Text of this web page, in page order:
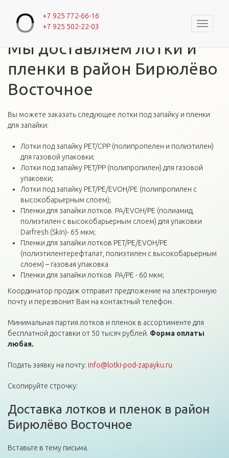
+7 925 772-66-16
+7 925 502-22-03
Главная
Мы доставляем лотки и
пленки в район Бирюлёво
Восточное
Вы можете заказать следующее лотки под запайку и пленки
для запайки:
Лотки под запайку PET/CPP (полипропелен и полиэтилен)
для газовой упаковки;
Лотки под запайку PET/PP (полипропилен) для газовой
упаковки;
Лотки под запайку PET/PE/EVOH/PE (полипропилен c
высокобарьерным слоем);
Пленки для запайки лотков PA/EVOH/PE (полиамид,
полиэтилен с высокобарьерным слоем) для упаковки
Darfresh (Skin)- 65 мкм;
Пленки для запайки лотков PET/PE/EVOH/PE
(полиэтилентерефталат, полиэтилен с высокобарьерным
слоем) – газовая упаковка
Пленки для запайки лотков PA/PE - 60 мкм;
Координатор продаж отправит предложение на электронную
почту и перезвонит Вам на контактный телефон.
Минимальная партия лотков и пленок в ассортименте для
бесплатной доставки от 50 тысяч рублей. Форма оплаты
любая.
Подать заявку на почту: info@lotki-pod-zapayku.ru
Скопируйте строчку:
Доставка лотков и пленок в район
Бирюлёво Восточное
Вставьте в тему письма.